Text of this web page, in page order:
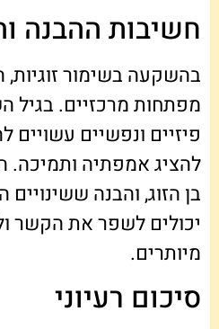
חשיבות ההבנה
בהשקעה בשימור זוגיות,
מפתחות מרכזיים. בגיל
פיזיים ונפשיים
להציג אמפתיה
בן הזוג, והבנה
יכולים לשפר את הקשר
מיותרים.
סיכום רעיוני